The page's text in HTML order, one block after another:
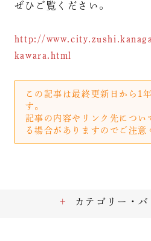
ぜひご覧ください。
http://
kawara.html
この記事は最終更新日から1
す。
記事の内容やリンク先につい
る場合がありますのでご注意
カテゴリー・